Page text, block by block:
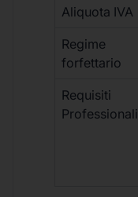
Aliquota IVA
Regime
forfettario
Requisiti
Professionali